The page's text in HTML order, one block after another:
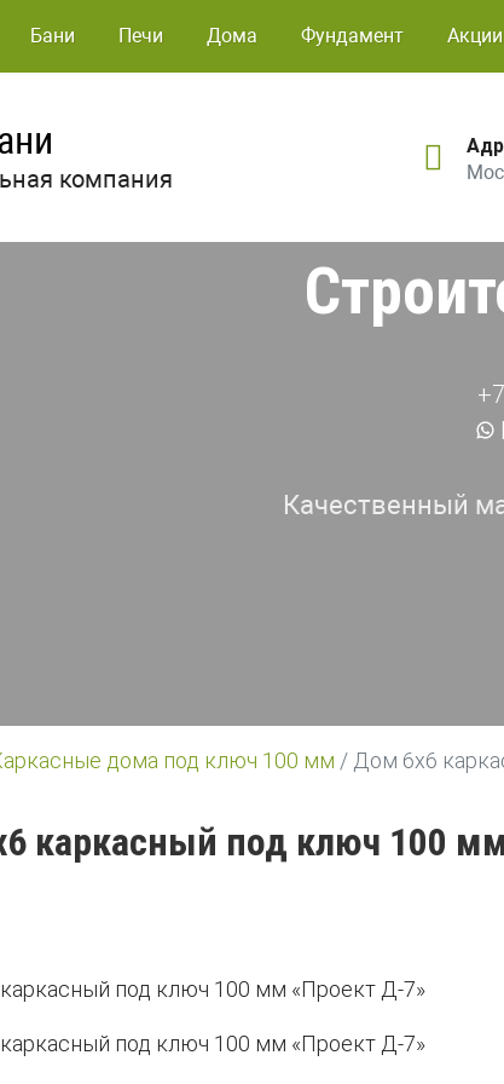
Бани Печи Дома Фундамент Акции
компания
Качественный
дома под ключ 100 мм / Дом 6х6
каркасный под ключ 100